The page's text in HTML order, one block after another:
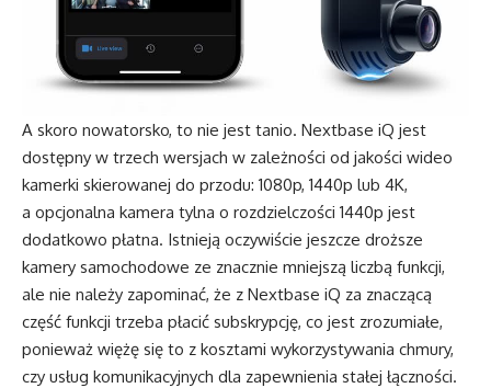
A skoro nowatorsko, to nie jest tanio. Nextbase iQ jest
dostępny w trzech wersjach w zależności od jakości wideo
kamerki skierowanej do przodu: 1080p, 1440p lub 4K,
a opcjonalna kamera tylna o rozdzielczości 1440p jest
dodatkowo płatna. Istnieją oczywiście jeszcze droższe
kamery samochodowe ze znacznie mniejszą liczbą funkcji,
ale nie należy zapominać, że z Nextbase iQ za znaczącą
część funkcji trzeba płacić subskrypcję, co jest zrozumiałe,
ponieważ więżę się to z kosztami wykorzystywania chmury,
czy usług komunikacyjnych dla zapewnienia stałej łączności.